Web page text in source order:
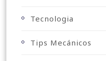
Tecnologia
Tips Mecánicos